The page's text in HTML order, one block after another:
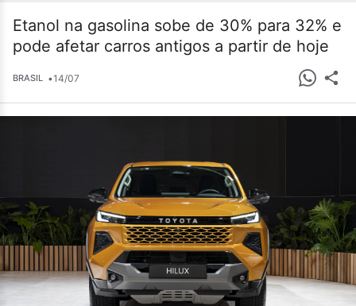
Etanol na gasolina sobe de 30% para 32% e
pode afetar carros antigos a partir de hoje
BRASIL •14/07